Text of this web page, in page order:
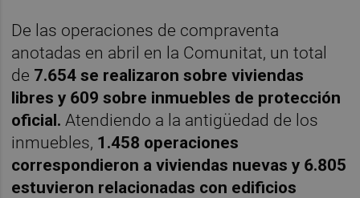
De las operaciones de compraventa
anotadas en abril en la Comunitat, un total
de 7.654 se realizaron sobre viviendas
libres y 609 sobre inmuebles de protección
oficial. Atendiendo a la antigüedad de los
inmuebles, 1.458 operaciones
correspondieron a viviendas nuevas y 6.805
estuvieron relacionadas con edificios